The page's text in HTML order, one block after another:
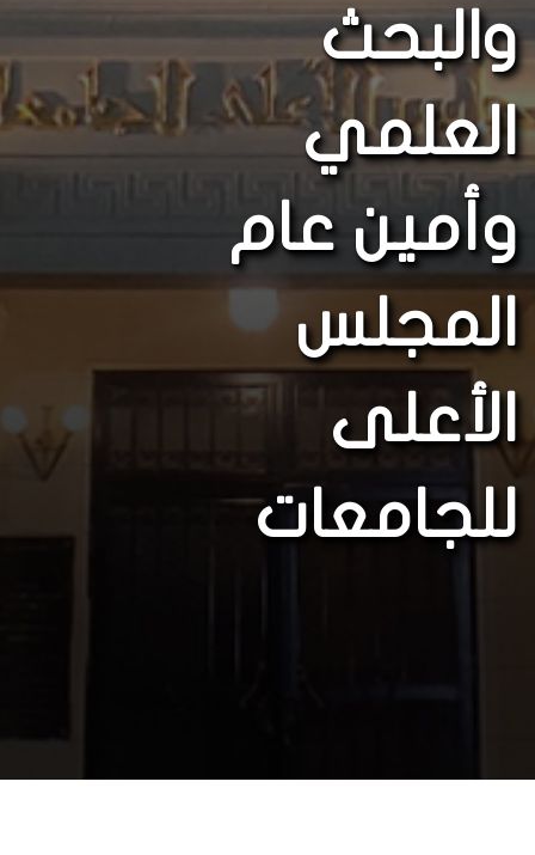
والبحث
العلمي
وأمين عام
المجلس
الأعلى
للجامعات